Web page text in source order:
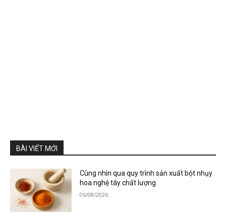
BÀI VIẾT MỚI
Cùng nhìn qua quy trình sản xuất bột nhụy
hoa nghệ tây chất lượng
06/08/2026